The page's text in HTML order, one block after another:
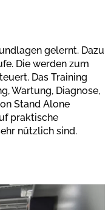
gelernt. Dazu
Die werden zum
Das Training
Wartung, Diagnose,
Stand Alone
praktische
nützlich sind.